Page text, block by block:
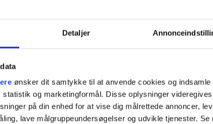
Detaljer
ønsker dit samtykke til at anvende cookies og
og marketingformål. Disse oplysninger
på din enhed for at vise dig målrettede annoncer,
lave målgruppeundersøgelser og udvikle tjenester.